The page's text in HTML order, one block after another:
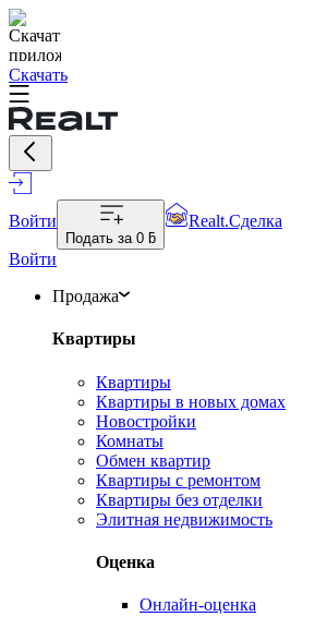
Скачать
Войти
Подать за 0 ƃ
Realt.Сделка
Войти
Продажа
Квартиры
Квартиры
Квартиры в новых домах
Новостройки
Комнаты
Обмен квартир
Квартиры с ремонтом
Квартиры без отделки
Элитная недвижимость
Оценка
Онлайн-оценка